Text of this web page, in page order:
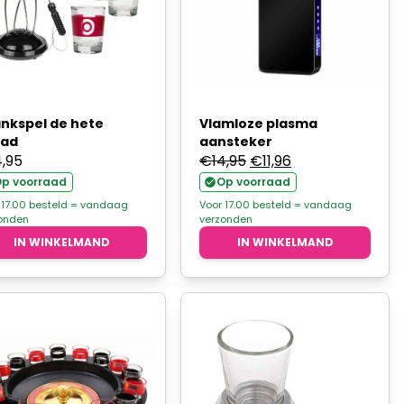
de hete
voorraad
17.00 besteld = vandaag
IN WINKELMAND
Vlamloze plasma
aansteker
€14,95 Oorspronkelijke
prijs
was:
€14,95.
€11,96Huidige
prijs
is:
€11,96.
Op voorraad
Voor 17.00 besteld = vandaag
verzonden
IN WINKELMAND